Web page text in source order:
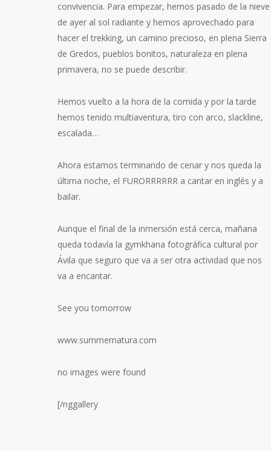
convivencia. Para empezar, hemos pasado de la nieve
de ayer al sol radiante y hemos aprovechado para
hacer el trekking, un camino precioso, en plena Sierra
de Gredos, pueblos bonitos, naturaleza en plena
primavera, no se puede describir.
Hemos vuelto a la hora de la comida y por la tarde
hemos tenido multiaventura, tiro con arco, slackline,
escalada…
Ahora estamos terminando de cenar y nos queda la
última noche, el FURORRRRRR a cantar en inglés y a
bailar.
Aunque el final de la inmersión está cerca, mañana
queda todavía la gymkhana fotográfica cultural por
Ávila que seguro que va a ser otra actividad que nos
va a encantar.
See you tomorrow
www.summernatura.com
no images were found
[/nggallery